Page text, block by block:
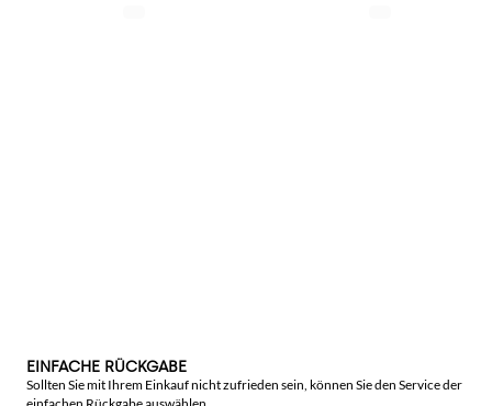
EINFACHE RÜCKGABE
Sollten Sie mit Ihrem Einkauf nicht zufrieden sein, können Sie den Service der